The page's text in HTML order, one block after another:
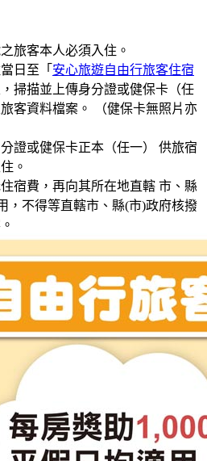
旅客本人必須入住。
日至「 安心旅遊自由行旅客住宿
掃描並上傳身分證或健保卡（任
客資料檔案。 （健保卡無照片亦
證或健保卡正本（任一） 供旅宿
。
宿費，再向其所在地直轄 市、縣
，不得等直轄市、縣(市)政府核撥